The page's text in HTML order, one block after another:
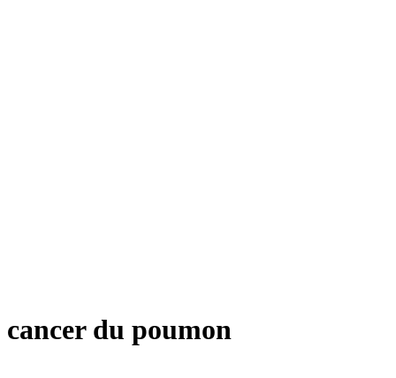
cancer du poumon